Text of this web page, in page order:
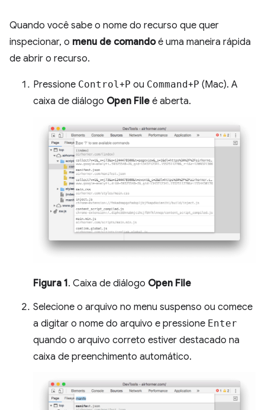
Quando você sabe o nome do recurso que quer
inspecionar, o menu de comandoé uma maneira rápida
de abrir o recurso.
Pressione Control+P ou Command+P (Mac). A
caixa de diálogo Open File é aberta.
Figura 1. Caixa de diálogo Open File
Selecione o arquivo no menu suspenso ou comece
a digitar o nome do arquivo e pressione Enter
quando o arquivo correto estiver destacado na
caixa de preenchimento automático.